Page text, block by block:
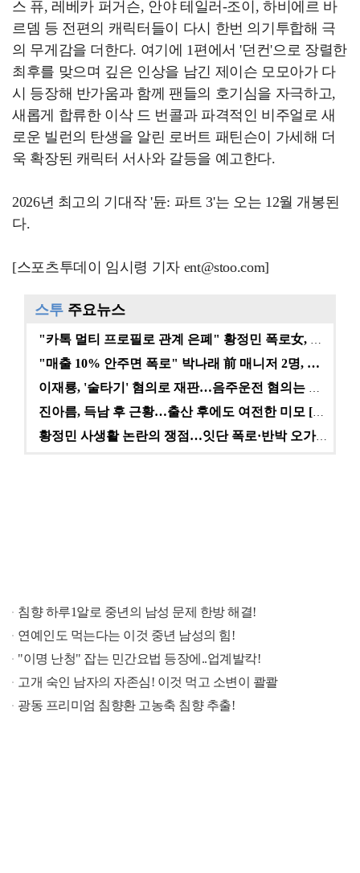
스 퓨, 레베카 퍼거슨, 안야 테일러-조이, 하비에르 바
르뎀 등 전편의 캐릭터들이 다시 한번 의기투합해 극
의 무게감을 더한다. 여기에 1편에서 '던컨'으로 장렬한
최후를 맞으며 깊은 인상을 남긴 제이슨 모모아가 다
시 등장해 반가움과 함께 팬들의 호기심을 자극하고,
새롭게 합류한 이삭 드 번콜과 파격적인 비주얼로 새
로운 빌런의 탄생을 알린 로버트 패틴슨이 가세해 더
욱 확장된 캐릭터 서사와 갈등을 예고한다.
2026년 최고의 기대작 '듄: 파트 3'는 오는 12월 개봉된
다.
[스포츠투데이 임시령 기자 ent@stoo.com]
스투 주요뉴스
"카톡 멀티 프로필로 관계 은폐" 황정민 폭로女, 문자…
"매출 10% 안주면 폭로" 박나래 前 매니저 2명, …
이재룡, '술타기' 혐의로 재판…음주운전 혐의는 미적용…
진아름, 득남 후 근황…출산 후에도 여전한 미모 [스타…
황정민 사생활 논란의 쟁점…잇단 폭로·반박 오가는 소모…